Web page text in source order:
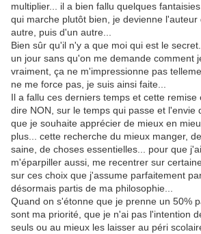
multiplier... il a bien fallu quelques
qui marche plutôt bien, je devienne
autre, puis d'un autre...
Bien sûr qu'il n'y a que moi qui est le
un jour sans qu'on me demande comment
vraiment, ça ne m'impressionne pas
ne me force pas, je suis ainsi faite...
Il a fallu ces derniers temps et cette remise
dire NON, sur le temps qui passe et l'envie
que je souhaite apprécier de mieux en
plus... cette recherche du mieux manger,
saine, de choses essentielles... pour que
m'éparpiller aussi, me recentrer sur
sur ces choix que j'assume parfaitement
désormais partis de ma philosophie...
Quand on s'étonne que je prenne un 50%
sont ma priorité, que je n'ai pas l'intention
seuls ou au mieux les laisser au péri